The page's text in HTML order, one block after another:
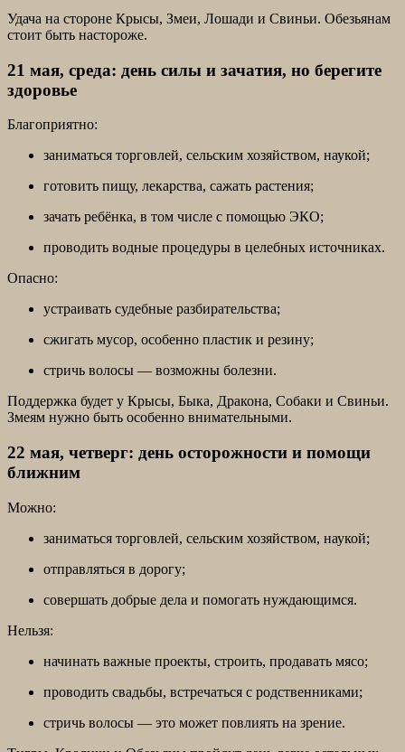
Удача на стороне Крысы, Змеи, Лошади и Свиньи. Обезьянам
стоит быть настороже.
21 мая, среда: день силы и зачатия, но берегите
здоровье
Благоприятно:
заниматься торговлей, сельским хозяйством, наукой;
готовить пищу, лекарства, сажать растения;
зачать ребёнка, в том числе с помощью ЭКО;
проводить водные процедуры в целебных источниках.
Опасно:
устраивать судебные разбирательства;
сжигать мусор, особенно пластик и резину;
стричь волосы — возможны болезни.
Поддержка будет у Крысы, Быка, Дракона, Собаки и Свиньи.
Змеям нужно быть особенно внимательными.
22 мая, четверг: день осторожности и помощи
ближним
Можно:
заниматься торговлей, сельским хозяйством, наукой;
отправляться в дорогу;
совершать добрые дела и помогать нуждающимся.
Нельзя:
начинать важные проекты, строить, продавать мясо;
проводить свадьбы, встречаться с родственниками;
стричь волосы — это может повлиять на зрение.